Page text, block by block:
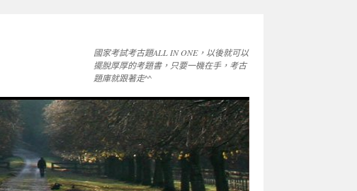
國家考試考古題ALL IN ONE，以後就可以
擺脫厚厚的考題書，只要一機在手，考古
題庫就跟著走^^